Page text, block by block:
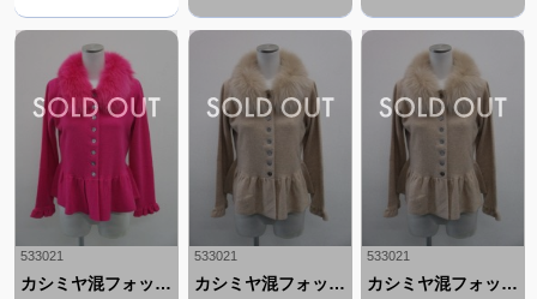
533021
カシミヤ混フォックス付ニットジャケット
533021
カシミヤ混フォックス付ニットジャケット
533021
カシミヤ混フォックス付ニットジャケット